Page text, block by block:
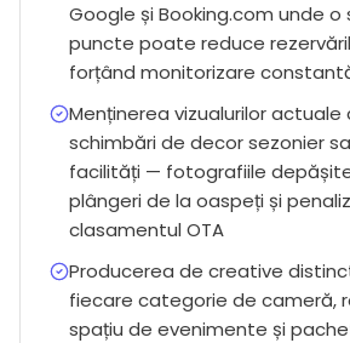
Google și Booking.com unde o
puncte poate reduce
forțând monitorizare
Menținerea vizualurilor actuale
schimbări de decor sezonier
facilități — fotografiile
plângeri de la oaspeți și
clasamentul OTA
Producerea de creative
fiecare categorie de cameră,
spațiu de evenimente și